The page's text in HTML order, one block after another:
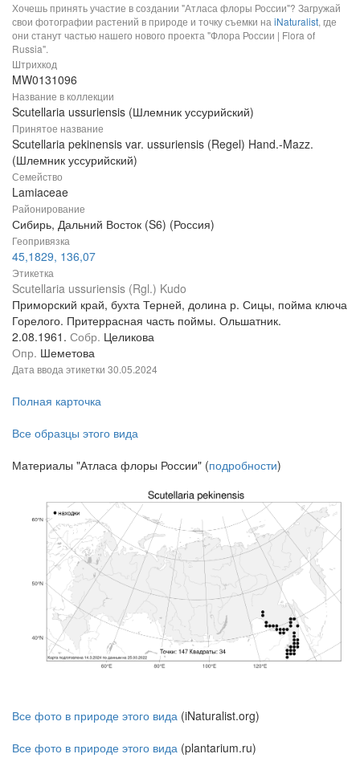
Хочешь принять участие в создании "Атласа флоры России"? Загружай
свои фотографии растений в природе и точку съемки на iNaturalist, где
они станут частью нашего нового проекта "Флора России | Flora of
Russia".
Штрихкод
MW0131096
Название в коллекции
Scutellaria ussuriensis (Шлемник уссурийский)
Принятое название
Scutellaria pekinensis var. ussuriensis (Regel) Hand.-Mazz.
(Шлемник уссурийский)
Семейство
Lamiaceae
Районирование
Сибирь, Дальний Восток (S6) (Россия)
Геопривязка
45,1829, 136,07
Этикетка
Scutellaria ussuriensis (Rgl.) Kudo
Приморский край, бухта Терней, долина р. Сицы, пойма ключа
Горелого. Притеррасная часть поймы. Ольшатник.
2.08.1961. Собр. Целикова
Опр. Шеметова
Дата ввода этикетки 30.05.2024
Полная карточка
Все образцы этого вида
Материалы "Атласа флоры России" (подробности)
Все фото в природе этого вида (iNaturalist.org)
Все фото в природе этого вида (plantarium.ru)